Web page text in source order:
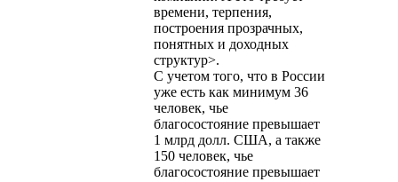
времени, терпения,
построения прозрачных,
понятных и доходных
структур>.
С учетом того, что в России
уже есть как минимум 36
человек, чье
благосостояние превышает
1 млрд долл. США, а также
150 человек, чье
благосостояние превышает